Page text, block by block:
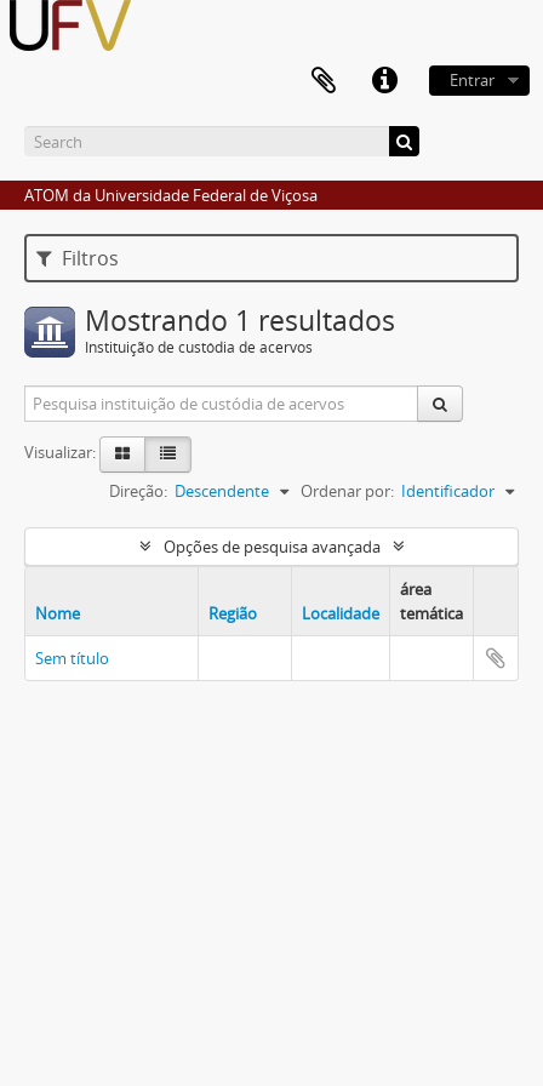
Entrar
ATOM da Universidade Federal de Viçosa
Filtros
Mostrando 1 resultados
Instituição de custódia de acervos
Visualizar:
Ordenar por: Identificador
Direção: Descendente
Opções de pesquisa avançada
Nome Região Localidade
área
temática
Sem título